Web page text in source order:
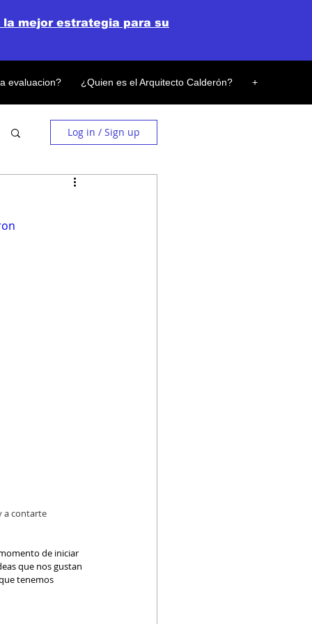
evaluacion? ¿Quien es el Arquitecto Calderón? +
mejor estrategia para su
Log in / Sign up
a contarte
de iniciar
que nos gustan
tenemos